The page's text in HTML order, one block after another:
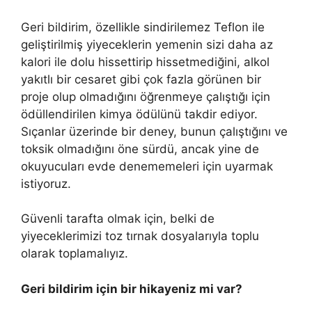
Geri bildirim, özellikle sindirilemez Teflon ile
geliştirilmiş yiyeceklerin yemenin sizi daha az
kalori ile dolu hissettirip hissetmediğini, alkol
yakıtlı bir cesaret gibi çok fazla görünen bir
proje olup olmadığını öğrenmeye çalıştığı için
ödüllendirilen kimya ödülünü takdir ediyor.
Sıçanlar üzerinde bir deney, bunun çalıştığını ve
toksik olmadığını öne sürdü, ancak yine de
okuyucuları evde denememeleri için uyarmak
istiyoruz.
Güvenli tarafta olmak için, belki de
yiyeceklerimizi toz tırnak dosyalarıyla toplu
olarak toplamalıyız.
Geri bildirim için bir hikayeniz mi var?